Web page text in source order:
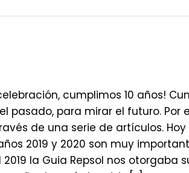
cumplimos 10 años!
pasado, para mirar el futuro. Por
de una serie de artículos.
2019 y 2020 son muy
la Guia Repsol nos otorgaba